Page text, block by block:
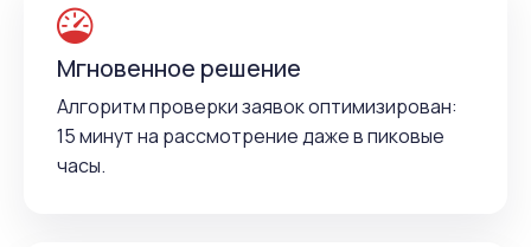
Мгновенное решение
Алгоритм проверки заявок оптимизирован:
15 минут на рассмотрение даже в пиковые
часы.